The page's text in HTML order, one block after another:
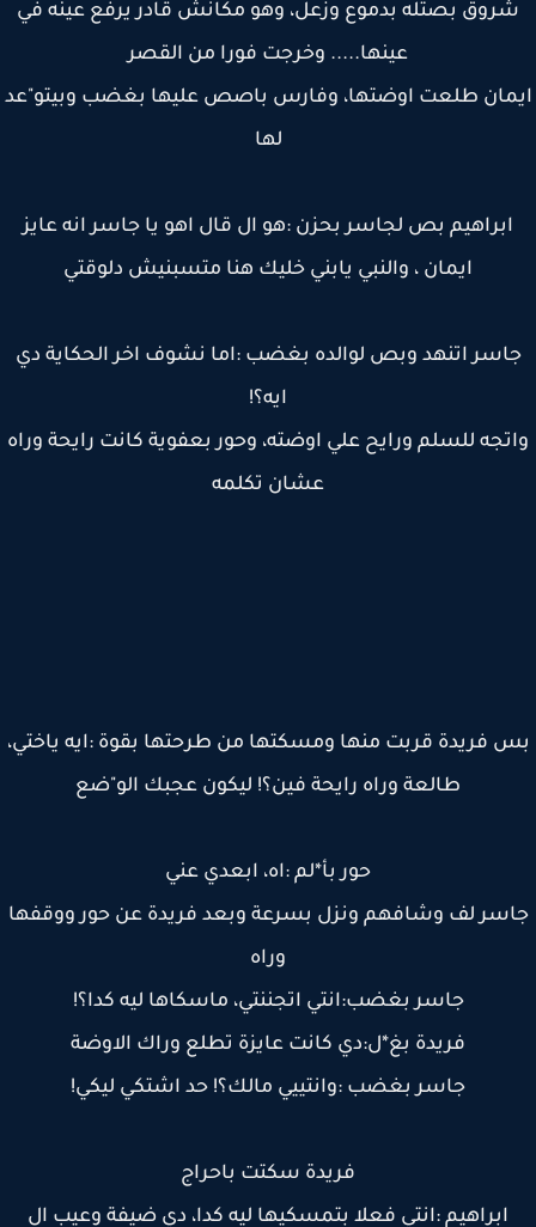
بصتله بدموع وزعل، وهو مكانش قادر يرفع عينه في
عينها..... وخرجت فورا من القصر
طلعت اوضتها، وفارس باصص عليها بغضب وبيتو"عد
لها
ابراهيم بص لجاسر بحزن :هو ال قال اهو يا جاسر انه عايز
ايمان ، والنبي يابني خليك هنا متسبنيش دلوقتي
اتنهد وبص لوالده بغضب :اما نشوف اخر الحكاية دي
ايه؟!
للسلم ورايح علي اوضته، وحور بعفوية كانت رايحة وراه
عشان تكلمه
فريدة قربت منها ومسكتها من طرحتها بقوة :ايه ياختي،
طالعة وراه رايحة فين؟! ليكون عجبك الو"ضع
حور بأ*لم :اه، ابعدي عني
لف وشافهم ونزل بسرعة وبعد فريدة عن حور ووقفها
وراه
جاسر بغضب:انتي اتجننتي، ماسكاها ليه كدا؟!
فريدة بغ*ل:دي كانت عايزة تطلع وراك الاوضة
جاسر بغضب :وانتييي مالك؟! حد اشتكي ليكي!
فريدة سكتت باحراج
ابراهيم :انتي فعلا بتمسكيها ليه كدا، دي ضيفة وعيب ال